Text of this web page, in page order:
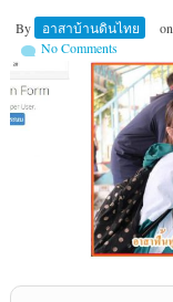
By อาสาบ้านดินไทย on
No Comments